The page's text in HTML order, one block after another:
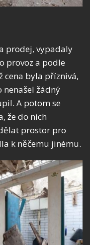
prodej, vypadaly
provoz a podle
cena byla příznivá,
nenašel žádný
A potom se
že do nich
prostor pro
k něčemu jinému.